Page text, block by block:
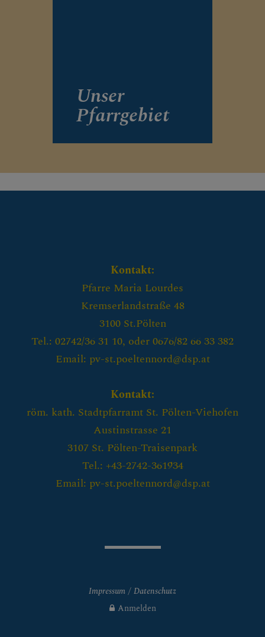
Unser
Pfarrgebiet
Kontakt:
Pfarre Maria Lourdes
Kremserlandstraße 48
3100 St.Pölten
Tel.: 02742/36 31 10, oder 0676/82 66 33 382
Email: pv-st.poeltennord@dsp.at
Kontakt:
röm. kath. Stadtpfarramt St. Pölten-Viehofen
Austinstrasse 21
3107 St. Pölten-Traisenpark
Tel.: +43-2742-361934
Email: pv-st.poeltennord@dsp.at
Impressum
Datenschutz
Anmelden